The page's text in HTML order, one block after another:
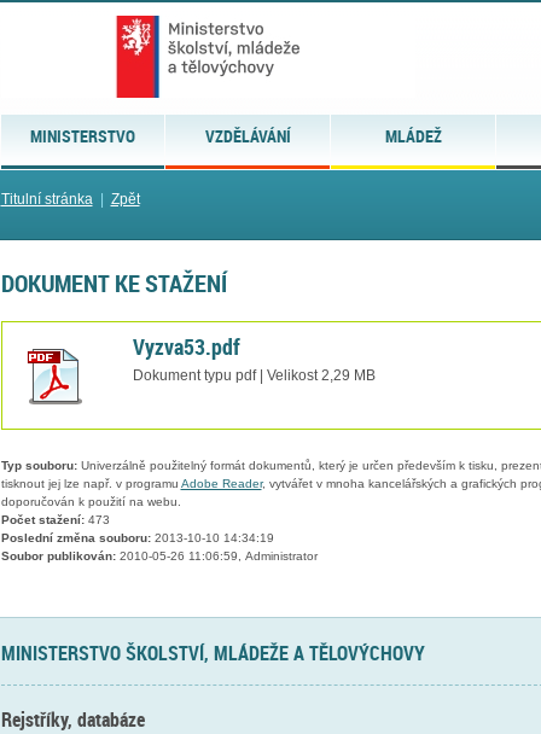
MINISTERSTVO VZDĚLÁVÁNÍ MLÁDEŽ
Titulní stránka| Zpět
DOKUMENT KE STAŽENÍ
Vyzva53.pdf
Dokument typu pdf | Velikost 2,29 MB
Typ souboru:Univerzálně použitelný formát dokumentů, který je určen především k tisku,
tisknout jej lze např. v programu Adobe Reader, vytvářet v mnoha kancelářských a grafických
doporučován k použití na webu.
Počet stažení:473
Poslední změna souboru:2013-10-10 14:34:19
Soubor publikován:2010-05-26 11:06:59, Administrator
MINISTERSTVO ŠKOLSTVÍ, MLÁDEŽE A TĚLOVÝCHOVY
Rejstříky, databáze